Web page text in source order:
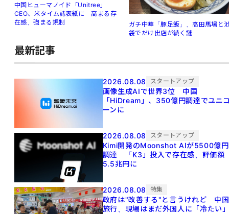
中国ヒューマノイド「Unitree」
CEO、米タイム誌表紙に 高まる存
在感、強まる規制
ガチ中華「豚足飯」、高田馬場と
袋でだけ出店が続く謎
最新記事
2026.08.08 スタートアップ
画像生成AIで世界3位 中国
「HiDream」、350億円調達でユニ
ーンに
2026.08.08 スタートアップ
Kimi開発のMoonshot AIが5500億円
調達 「K3」投入で存在感、評価額
5.5兆円に
2026.08.08 特集
政府は"改善する"と言うけれど 中国
旅行、現場はまだ外国人に「冷たい